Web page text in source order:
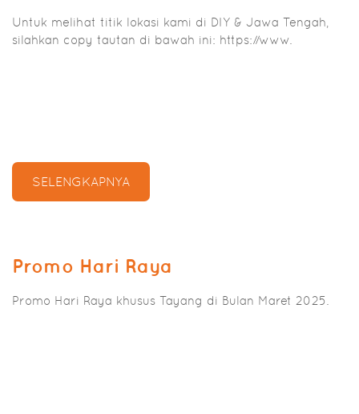
Untuk melihat titik lokasi kami di DIY & Jawa Tengah,
silahkan copy tautan di bawah ini: https://www.
SELENGKAPNYA
Promo Hari Raya
Promo Hari Raya khusus Tayang di Bulan Maret 2025.